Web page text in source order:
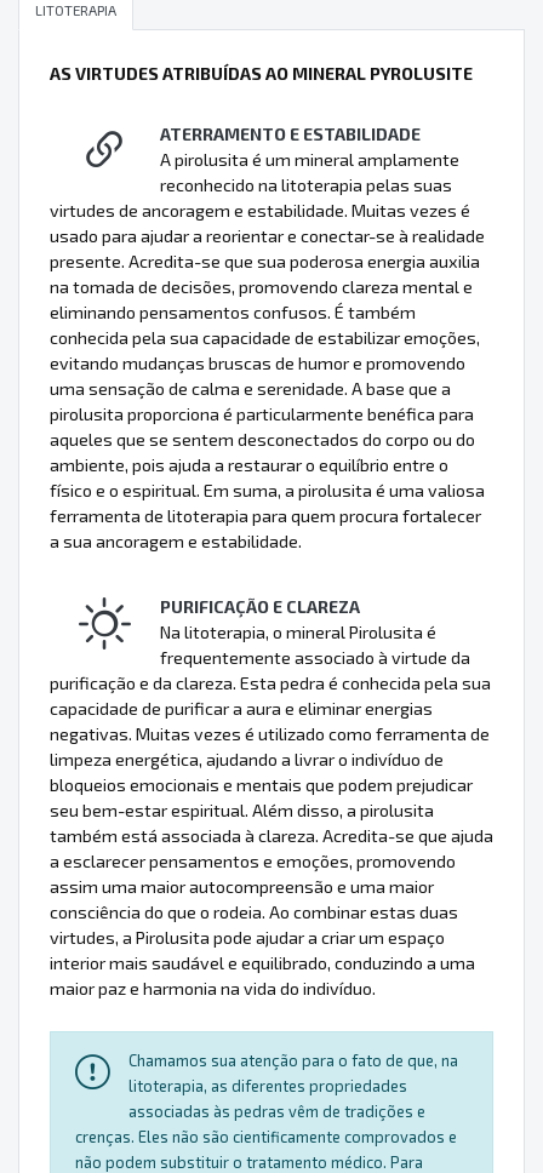
LITOTERAPIA
AS VIRTUDES ATRIBUÍDAS AO MINERAL PYROLUSITE
ATERRAMENTO E ESTABILIDADE
A pirolusita é um mineral amplamente
reconhecido na litoterapia pelas suas
virtudes de ancoragem e estabilidade. Muitas vezes é
usado para ajudar a reorientar e conectar-se à realidade
presente. Acredita-se que sua poderosa energia auxilia
na tomada de decisões, promovendo clareza mental e
eliminando pensamentos confusos. É também
conhecida pela sua capacidade de estabilizar emoções,
evitando mudanças bruscas de humor e promovendo
uma sensação de calma e serenidade. A base que a
pirolusita proporciona é particularmente benéfica para
aqueles que se sentem desconectados do corpo ou do
ambiente, pois ajuda a restaurar o equilíbrio entre o
físico e o espiritual. Em suma, a pirolusita é uma valiosa
ferramenta de litoterapia para quem procura fortalecer
a sua ancoragem e estabilidade.
PURIFICAÇÃO E CLAREZA
Na litoterapia, o mineral Pirolusita é
frequentemente associado à virtude da
purificação e da clareza. Esta pedra é conhecida pela sua
capacidade de purificar a aura e eliminar energias
negativas. Muitas vezes é utilizado como ferramenta de
limpeza energética, ajudando a livrar o indivíduo de
bloqueios emocionais e mentais que podem prejudicar
seu bem-estar espiritual. Além disso, a pirolusita
também está associada à clareza. Acredita-se que ajuda
a esclarecer pensamentos e emoções, promovendo
assim uma maior autocompreensão e uma maior
consciência do que o rodeia. Ao combinar estas duas
virtudes, a Pirolusita pode ajudar a criar um espaço
interior mais saudável e equilibrado, conduzindo a uma
maior paz e harmonia na vida do indivíduo.
Chamamos sua atenção para o fato de que, na
litoterapia, as diferentes propriedades
associadas às pedras vêm de tradições e
crenças. Eles não são cientificamente comprovados e
não podem substituir o tratamento médico. Para